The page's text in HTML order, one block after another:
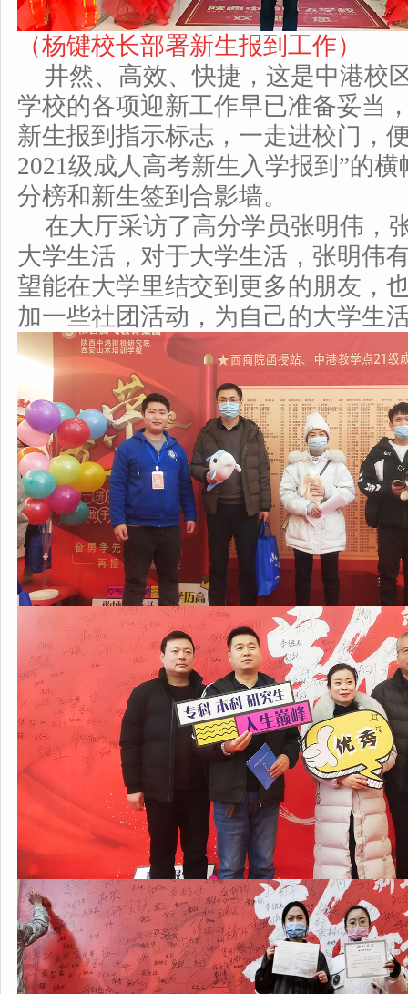
（杨键校长部署新生报到工作）
井然、高效、快捷，这是中港校
学校的各项迎新工作早已准备妥当
新生报到指示标志，一走进校门，
2021级成人高考新生入学报到”的
分榜和新生签到合影墙。
在大厅采访了高分学员张明伟，
大学生活，对于大学生活， 张明伟
望能在大学里结交到更多的朋友，
加一些社团活动，为自己的大学生